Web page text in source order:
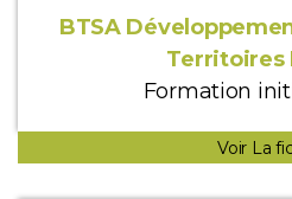
BTSA
Territoires
Formation
Voir La